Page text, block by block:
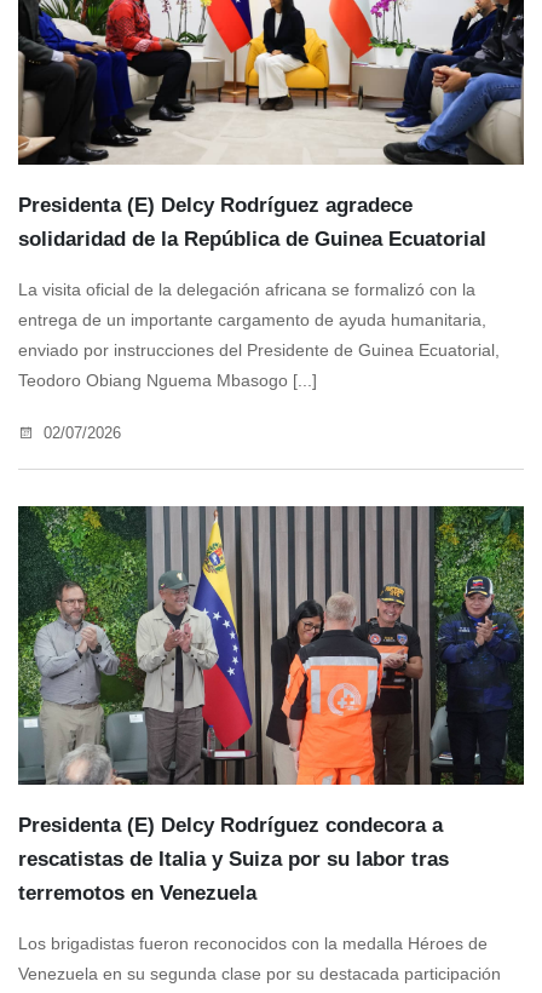
Presidenta (E) Delcy Rodríguez agradece
solidaridad de la República de Guinea Ecuatorial
La visita oficial de la delegación africana se formalizó con la
entrega de un importante cargamento de ayuda humanitaria,
enviado por instrucciones del Presidente de Guinea Ecuatorial,
Teodoro Obiang Nguema Mbasogo [...]
02/07/2026
Presidenta (E) Delcy Rodríguez condecora a
rescatistas de Italia y Suiza por su labor tras
terremotos en Venezuela
Los brigadistas fueron reconocidos con la medalla Héroes de
Venezuela en su segunda clase por su destacada participación